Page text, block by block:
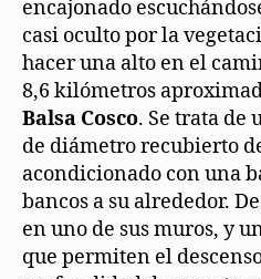
encajonado
casi oculto por la
hacer una alto en el
8,6 kilómetros
Balsa Cosco. Se trata de
de diámetro recubierto
acondicionado con una
bancos a su alrededor.
en uno de sus muros, y
que permiten el